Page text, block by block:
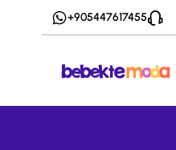
+905447617455